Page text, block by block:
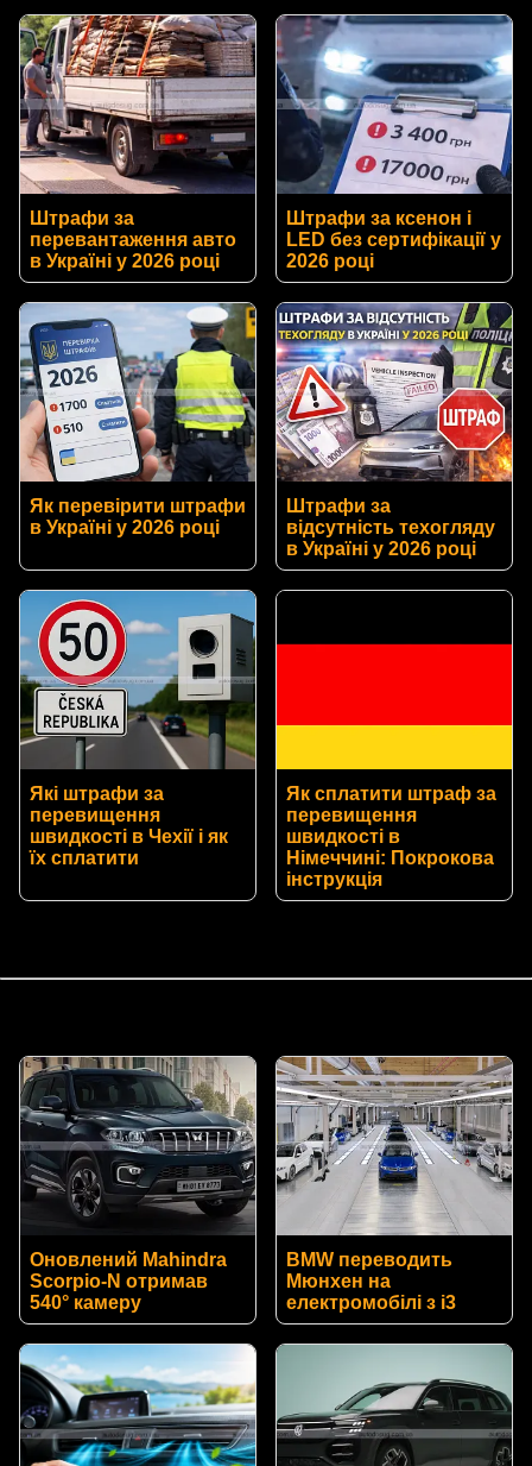
Штрафи за
перевантаження авто
в Україні у 2026 році
Штрафи за ксенон і
LED без сертифікації у
2026 році
Як перевірити штрафи
в Україні у 2026 році
Штрафи за
відсутність техогляду
в Україні у 2026 році
Які штрафи за
перевищення
швидкості в Чехії і як
їх сплатити
Як сплатити штраф за
перевищення
швидкості в
Німеччині: Покрокова
інструкція
Оновлений Mahindra
Scorpio-N отримав
540° камеру
BMW переводить
Мюнхен на
електромобілі з i3